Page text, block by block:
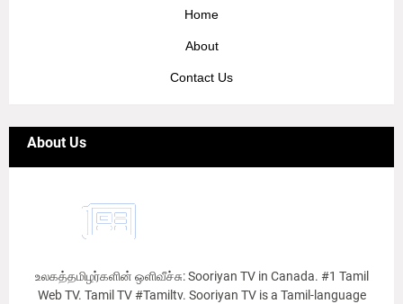
Home
About
Contact Us
About Us
உலகத்தமிழர்களின் ஒளிவீச்சு: Sooriyan TV in Canada. #1 Tamil
Web TV. Tamil TV #Tamiltv. Sooriyan TV is a Tamil-language